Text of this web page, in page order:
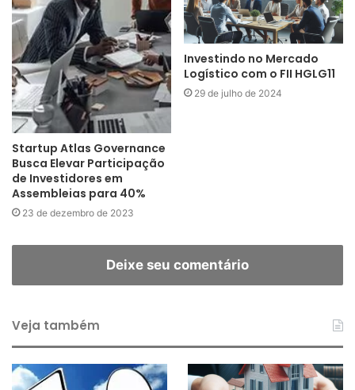
Startup Atlas Governance
Busca Elevar Participação
de Investidores em
Assembleias para 40%
23 de dezembro de 2023
Investindo no Mercado
Logístico com o FII HGLG11
29 de julho de 2024
Deixe seu comentário
Veja também